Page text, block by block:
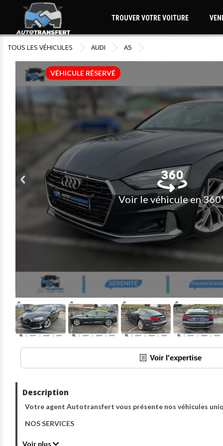
TROUVER VOTRE VOITURE
TOUS LES VÉHICULES AUDI A5
Voir le véhicule en
VÉHICULE RÉSERVÉ
Voir l'expertise
Description
Votre agent Autotransfert vous présente nos véhicules
NOS SERVICES
- TOUT NOS VÉHICULES SONT VENDUS AVEC GARANTIE
Voir plus